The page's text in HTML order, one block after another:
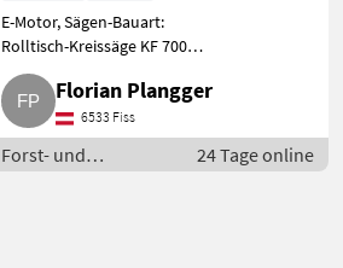
E-Motor, Sägen-Bauart:
Rolltisch-Kreissäge KF 700
Felder, Schiebetischlänge 2.050
mm, Fräse, Kreissäge
kombiniert. Forst- und
Holztechnik Kreissägen
Florian Plangger
6533 Fiss
Forst- und
Holztechnik /
24 Tage online